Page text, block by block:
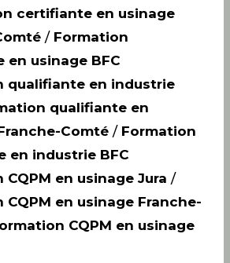
certifiante en usinage
/ Formation
usinage BFC
qualifiante en industrie
qualifiante en
Comté / Formation
en industrie BFC
CQPM en usinage Jura /
CQPM en usinage Franche-
CQPM en usinage